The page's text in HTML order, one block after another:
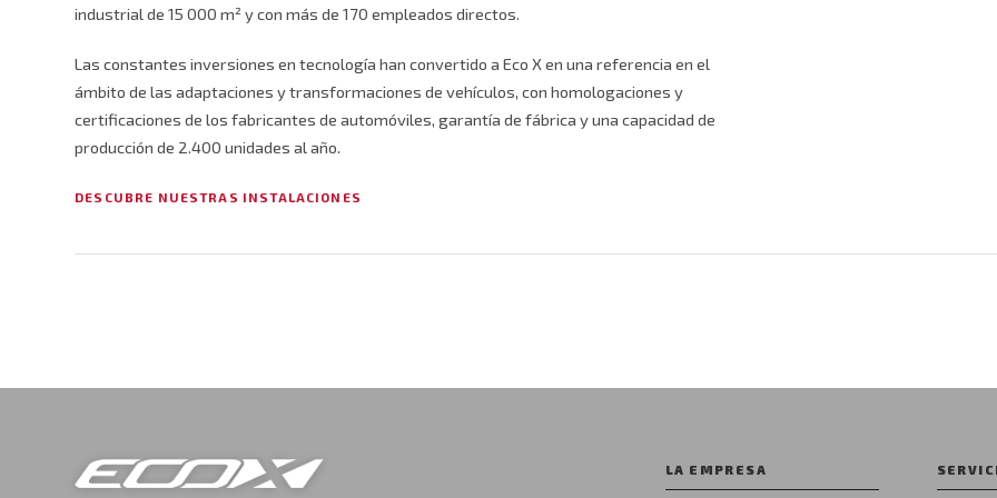
industrial de 15 000 m² y con más de 170 empleados directos.
Las constantes inversiones en tecnología han convertido a Eco X en una referencia en el
ámbito de las adaptaciones y transformaciones de vehículos, con homologaciones y
certificaciones de los fabricantes de automóviles, garantía de fábrica y una capacidad de
producción de 2.400 unidades al año.
DESCUBRE NUESTRAS INSTALACIONES
LA EMPRESA